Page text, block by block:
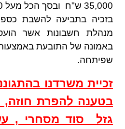
בזכיה בתביעה להשבת
מנהלת חשבונות אשר
באמונה של התובעת
שפיתחה.
זכיית משרדנו
בטענה להפרת חוזה,
גזל סוד מסחרי ,